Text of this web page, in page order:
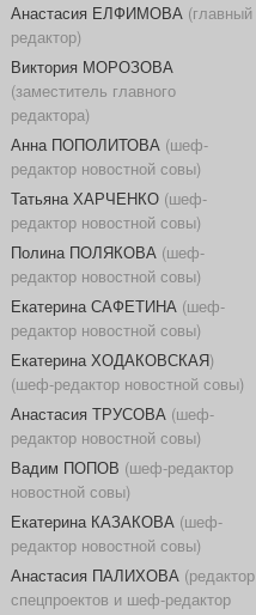
Анастасия ЕЛФИМОВА(главный
редактор)
Виктория МОРОЗОВА
(заместитель главного
редактора)
Анна ПОПОЛИТОВА(шеф-
редактор новостной совы)
Татьяна ХАРЧЕНКО(шеф-
редактор новостной совы)
Полина ПОЛЯКОВА(шеф-
редактор новостной совы)
Екатерина САФЕТИНА(шеф-
редактор новостной совы)
Екатерина ХОДАКОВСКАЯ)
(шеф-редактор новостной совы)
Анастасия ТРУСОВА(шеф-
редактор новостной совы)
Вадим ПОПОВ (шеф-редактор
новостной совы)
Екатерина КАЗАКОВА(шеф-
редактор новостной совы)
Анастасия ПАЛИХОВА(редактор
спецпроектов и шеф-редактор